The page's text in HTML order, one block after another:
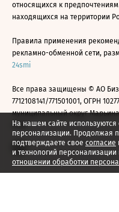
На нашем сайте
персонализации. Продолжая
подтверждаете свое согласие
и технологий персонализации
отношении обработки
относящихся к
находящихся на территории
Правила применения
рекламно-обменной сети,
24smi
Все права защищены © АО
7712108141/771501001, ОГРН
муниципальный округ
2026